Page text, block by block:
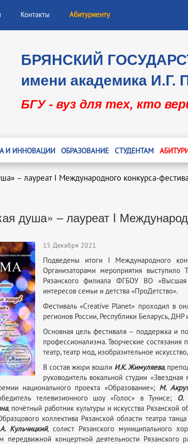
Контакты Абитуриенту
БРЯНСКИЙ
имени академика И.Г.
БГУ - вуз для тех, кто
И ИННОВАЦИИ ОБРАЗОВАНИЕ СТУДЕНТАМ
– лауреат I Международного конкурса-
душа» – лауреат I
15 Декабря 2021
Подведены итоги I Международного
Организаторами мероприятия выступило
Рязанского филиала ФГБОУ ВО
интересов семьи и детства «ПроДетство».
Фестиваль «Creative Planet» проходил в
регионов России, Республики Беларусь, ДНР
Основная цель фестиваля – поддержка и
профессионализма. Творческие
театр, театр мод, изобразительное
В состав жюри вошли И.К. Жимуляева,
руководитель вокальной студии
национального проекта «Образование»; М. Акрут
телевизионного шоу «Голос» в Тунисе; О.
, почётный работник культуры и искусства Рязанской
коллектива Рязанской области театра
Кульчицкий, солист Рязанского муниципального
передвижной концертной деятельности Рязанского